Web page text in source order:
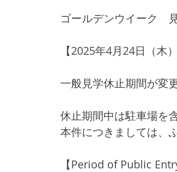
ゴールデンウイーク　
【2025年4月24日（木
一般見学休止期間が変
休止期間中は駐車場を
本件につきましては、
【Period of Public